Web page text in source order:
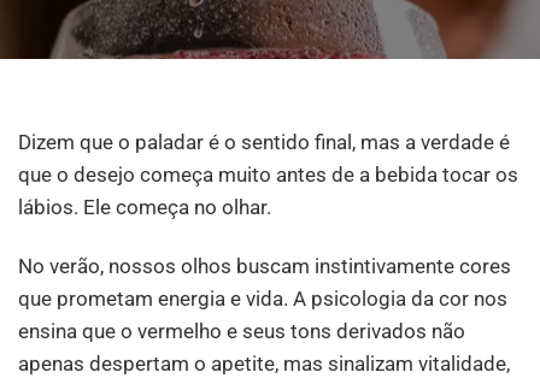
Dizem que o paladar é o sentido final, mas a verdade é
que o desejo começa muito antes de a bebida tocar os
lábios. Ele começa no olhar.
No verão, nossos olhos buscam instintivamente cores
que prometam energia e vida. A psicologia da cor nos
ensina que o vermelho e seus tons derivados não
apenas despertam o apetite, mas sinalizam vitalidade,